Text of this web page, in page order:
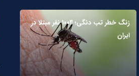
زنگ خطر تب دنگی؛ ۱۰۰۴ نفر مبتلا در
ایران